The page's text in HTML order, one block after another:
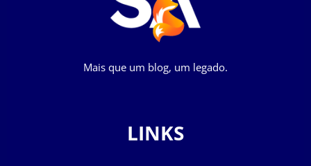
Mais que um blog, um legado.
LINKS